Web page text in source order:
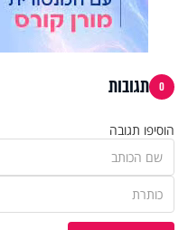
0 תגובות
הוסיפו תגובה